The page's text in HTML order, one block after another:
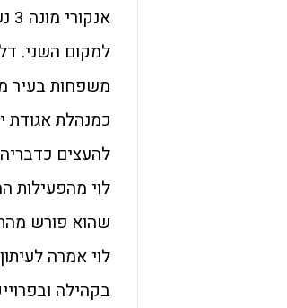
משפחות בעיר
כמנהלת אגודת
להעצים
לוי מהפעילות
שהוא פורש
לוי אמרה
בקהילה